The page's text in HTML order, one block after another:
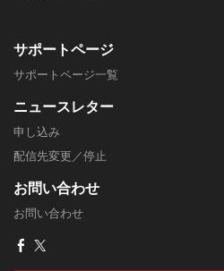
サポートページ
​サポートページ一覧
ニュースレター
申し込み
配信先変更／停止
​お問い合わせ
お問い合わせ